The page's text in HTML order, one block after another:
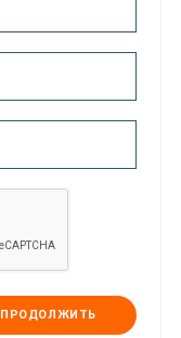
ПРОДОЛЖИТЬ